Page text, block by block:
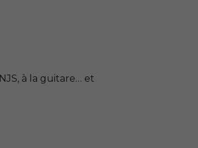
, à la guitare… et